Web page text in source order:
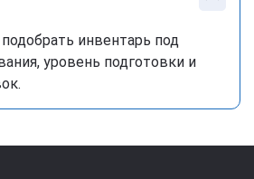
инвентарь под
уровень подготовки и